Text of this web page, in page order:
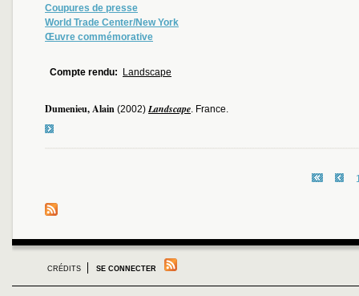
Coupures de presse
World Trade Center/New York
Œuvre commémorative
Compte rendu: Landscape
Dumenieu, Alain (2002) Landscape. France.
CRÉDITS SE CONNECTER